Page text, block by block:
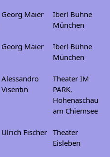
Georg Maier
Iberl Bühne
München
Georg Maier
Iberl Bühne
München
Alessandro
Visentin
Theater IM
PARK,
Hohenaschau
am Chiemsee
Ulrich Fischer Theater
Eisleben